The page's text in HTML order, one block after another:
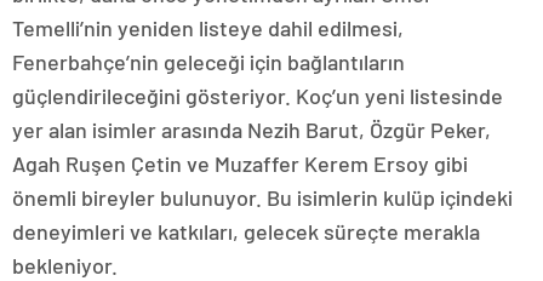
Temelli’nin yeniden listeye dahil edilmesi,
Fenerbahçe’nin geleceği için bağlantıların
güçlendirileceğini gösteriyor. Koç’un yeni listesinde
yer alan isimler arasında Nezih Barut, Özgür Peker,
Agah Ruşen Çetin ve Muzaffer Kerem Ersoy gibi
önemli bireyler bulunuyor. Bu isimlerin kulüp içindeki
deneyimleri ve katkıları, gelecek süreçte merakla
bekleniyor.